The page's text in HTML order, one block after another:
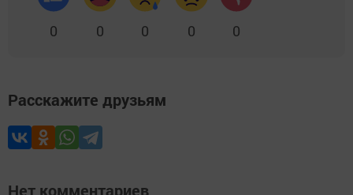
0 0 0 0 0
Расскажите друзьям
Нет комментариев